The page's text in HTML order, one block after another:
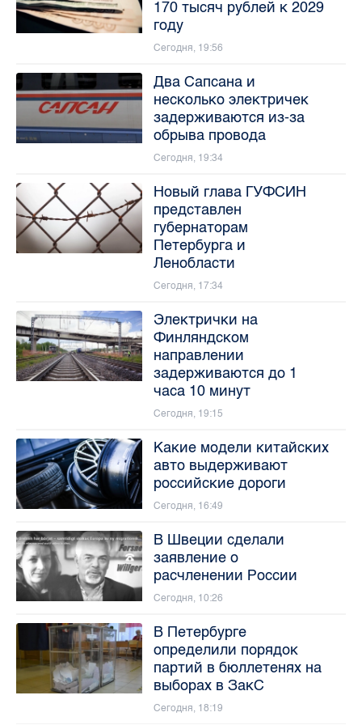
170 тысяч рублей к 2029
году
Сегодня, 19:56
Два Сапсана и
несколько электричек
задерживаются из-за
обрыва провода
Сегодня, 19:34
Новый глава ГУФСИН
представлен
губернаторам
Петербурга и
Ленобласти
Сегодня, 17:34
Электрички на
Финляндском
направлении
задерживаются до 1
часа 10 минут
Сегодня, 19:15
Какие модели китайских
авто выдерживают
российские дороги
Сегодня, 16:49
В Швеции сделали
заявление о
расчленении России
Сегодня, 10:26
В Петербурге
определили порядок
партий в бюллетенях на
выборах в ЗакС
Сегодня, 18:19